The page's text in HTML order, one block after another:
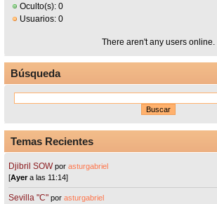
Oculto(s): 0
Usuarios: 0
There aren't any users online.
Búsqueda
Temas Recientes
Djibril SOW porasturgabriel
[Ayera las 11:14]
Sevilla "C"porasturgabriel